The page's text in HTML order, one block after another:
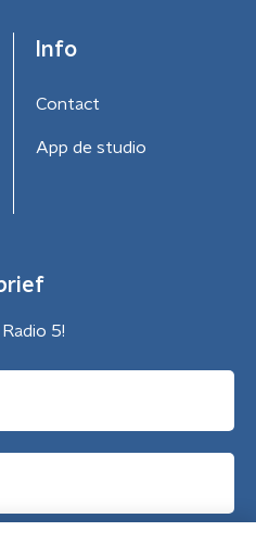
Info
Contact
App de studio
5!